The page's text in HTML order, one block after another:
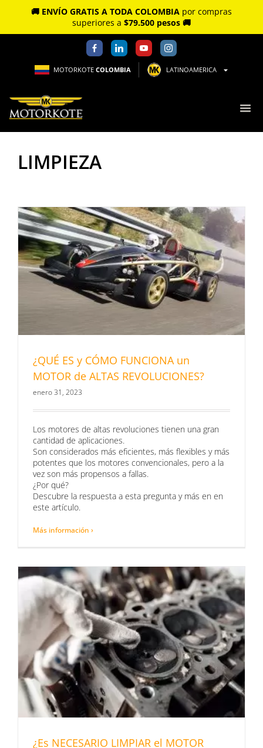
🚚 ENVÍO GRATIS A TODA COLOMBIA por compras
superiores a $79.500 pesos 🚚
MOTORKOTE COLOMBIA LATINOAMERICA
LIMPIEZA
¿QUÉ ES y CÓMO FUNCIONA un
MOTOR de ALTAS REVOLUCIONES?
enero 31, 2023
Los motores de altas revoluciones tienen una gran
cantidad de aplicaciones.
Son considerados más eficientes, más flexibles y más
potentes que los motores convencionales, pero a la
vez son más propensos a fallas.
¿Por qué?
Descubre la respuesta a esta pregunta y más en en
este artículo.
Más información ›
¿Es NECESARIO LIMPIAR el MOTOR